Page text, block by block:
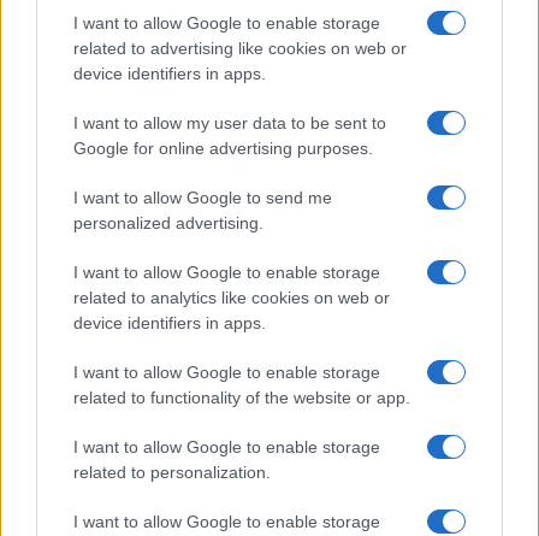
I want to allow Google to enable storage
related to advertising like cookies on web or
device identifiers in apps.
I want to allow my user data to be sent to
Google for online advertising purposes.
I want to allow Google to send me
personalized advertising.
I want to allow Google to enable storage
related to analytics like cookies on web or
device identifiers in apps.
I want to allow Google to enable storage
related to functionality of the website or app.
I want to allow Google to enable storage
related to personalization.
I want to allow Google to enable storage
Inviaci le tue segnalazioni,
i tuoi video e le tue foto
Su WhatsApp al numero +39
345 356 7512
Ricevi le nostre ultime news
Condividi l'articolo
F T PiW